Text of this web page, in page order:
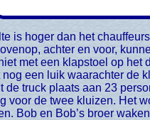
achter en voor,
met een klapstoel op het
een luik waarachter de
truck plaats aan 23
voor de twee kluizen. Het
Bob en Bob’s broer